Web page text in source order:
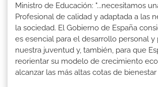
Ministro de Educación: "...necesitamos
Profesional de calidad y adaptada a las
la sociedad. El Gobierno de España
es esencial para el desarrollo personal
nuestra juventud y, también, para que
reorientar su modelo de crecimiento
alcanzar las más altas cotas de bienestar